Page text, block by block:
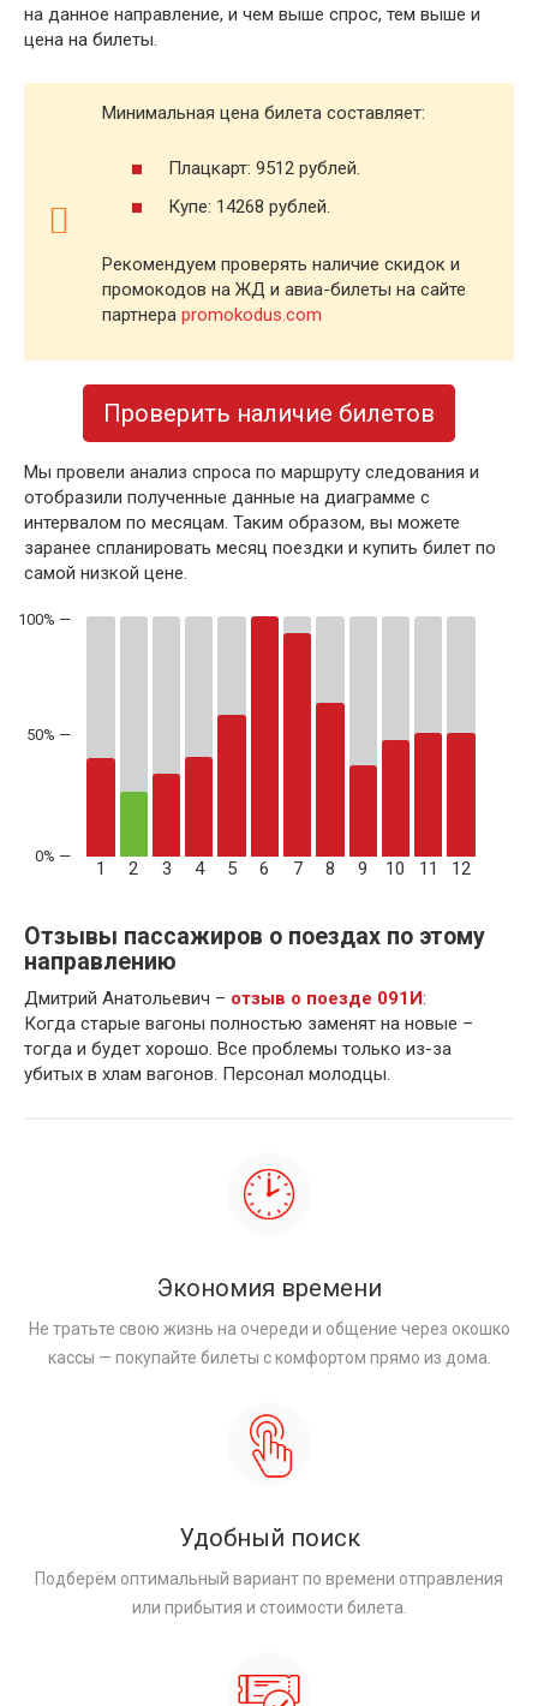
на данное направление, и чем выше спрос, тем выше и
цена на билеты.
Минимальная цена билета составляет:
Плацкарт: 9512 рублей.
Купе: 14268 рублей.
Рекомендуем проверять наличие скидок и
промокодов на ЖД и авиа-билеты на сайте
партнера promokodus.com
Проверить наличие билетов
Мы провели анализ спроса по маршруту следования и
отобразили полученные данные на диаграмме с
интервалом по месяцам. Таким образом, вы можете
заранее спланировать месяц поездки и купить билет по
самой низкой цене.
50% —
1 2 3 4 5 6 7 8 9 10 11 12
Отзывы пассажиров о поездах по этому
направлению
Дмитрий Анатольевич – отзыв о поезде 091И:
Когда старые вагоны полностью заменят на новые –
тогда и будет хорошо. Все проблемы только из-за
убитых в хлам вагонов. Персонал молодцы.
Экономия времени
Не тратьте свою жизнь на очереди и общение через окошко
кассы — покупайте билеты с комфортом прямо из дома.
Удобный поиск
Подберём оптимальный вариант по времени отправления
или прибытия и стоимости билета.